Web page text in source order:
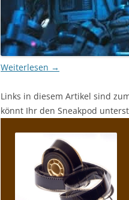
Weiterlesen →
Links in diesem Artikel sind
könnt Ihr den Sneakpod